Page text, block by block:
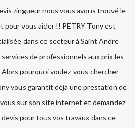
zingueur nous vous avons trouvé le
pour vous aider !! PETRY Tony est
dans ce secteur à Saint Andre
de professionnels aux prix les
pourquoi voulez-vous chercher
vous garantit déjà une prestation de
sur son site internet et demandez
pour tous vos travaux dans ce